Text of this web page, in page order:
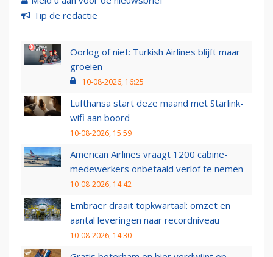
Tip de redactie
Oorlog of niet: Turkish Airlines blijft maar
groeien
10-08-2026, 16:25
Lufthansa start deze maand met Starlink-
wifi aan boord
10-08-2026, 15:59
American Airlines vraagt 1200 cabine-
medewerkers onbetaald verlof te nemen
10-08-2026, 14:42
Embraer draait topkwartaal: omzet en
aantal leveringen naar recordniveau
10-08-2026, 14:30